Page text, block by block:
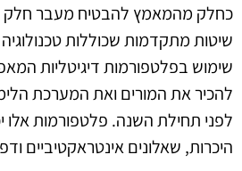
כחלק מהמאמץ להבטיח מעבר חלק
שיטות מתקדמות שכוללות
שימוש בפלטפורמות דיגיטליות
להכיר את המורים ואת המערכת
לפני תחילת השנה. פלטפורמות אלו
היכרות, שאלונים אינטראקטיביים